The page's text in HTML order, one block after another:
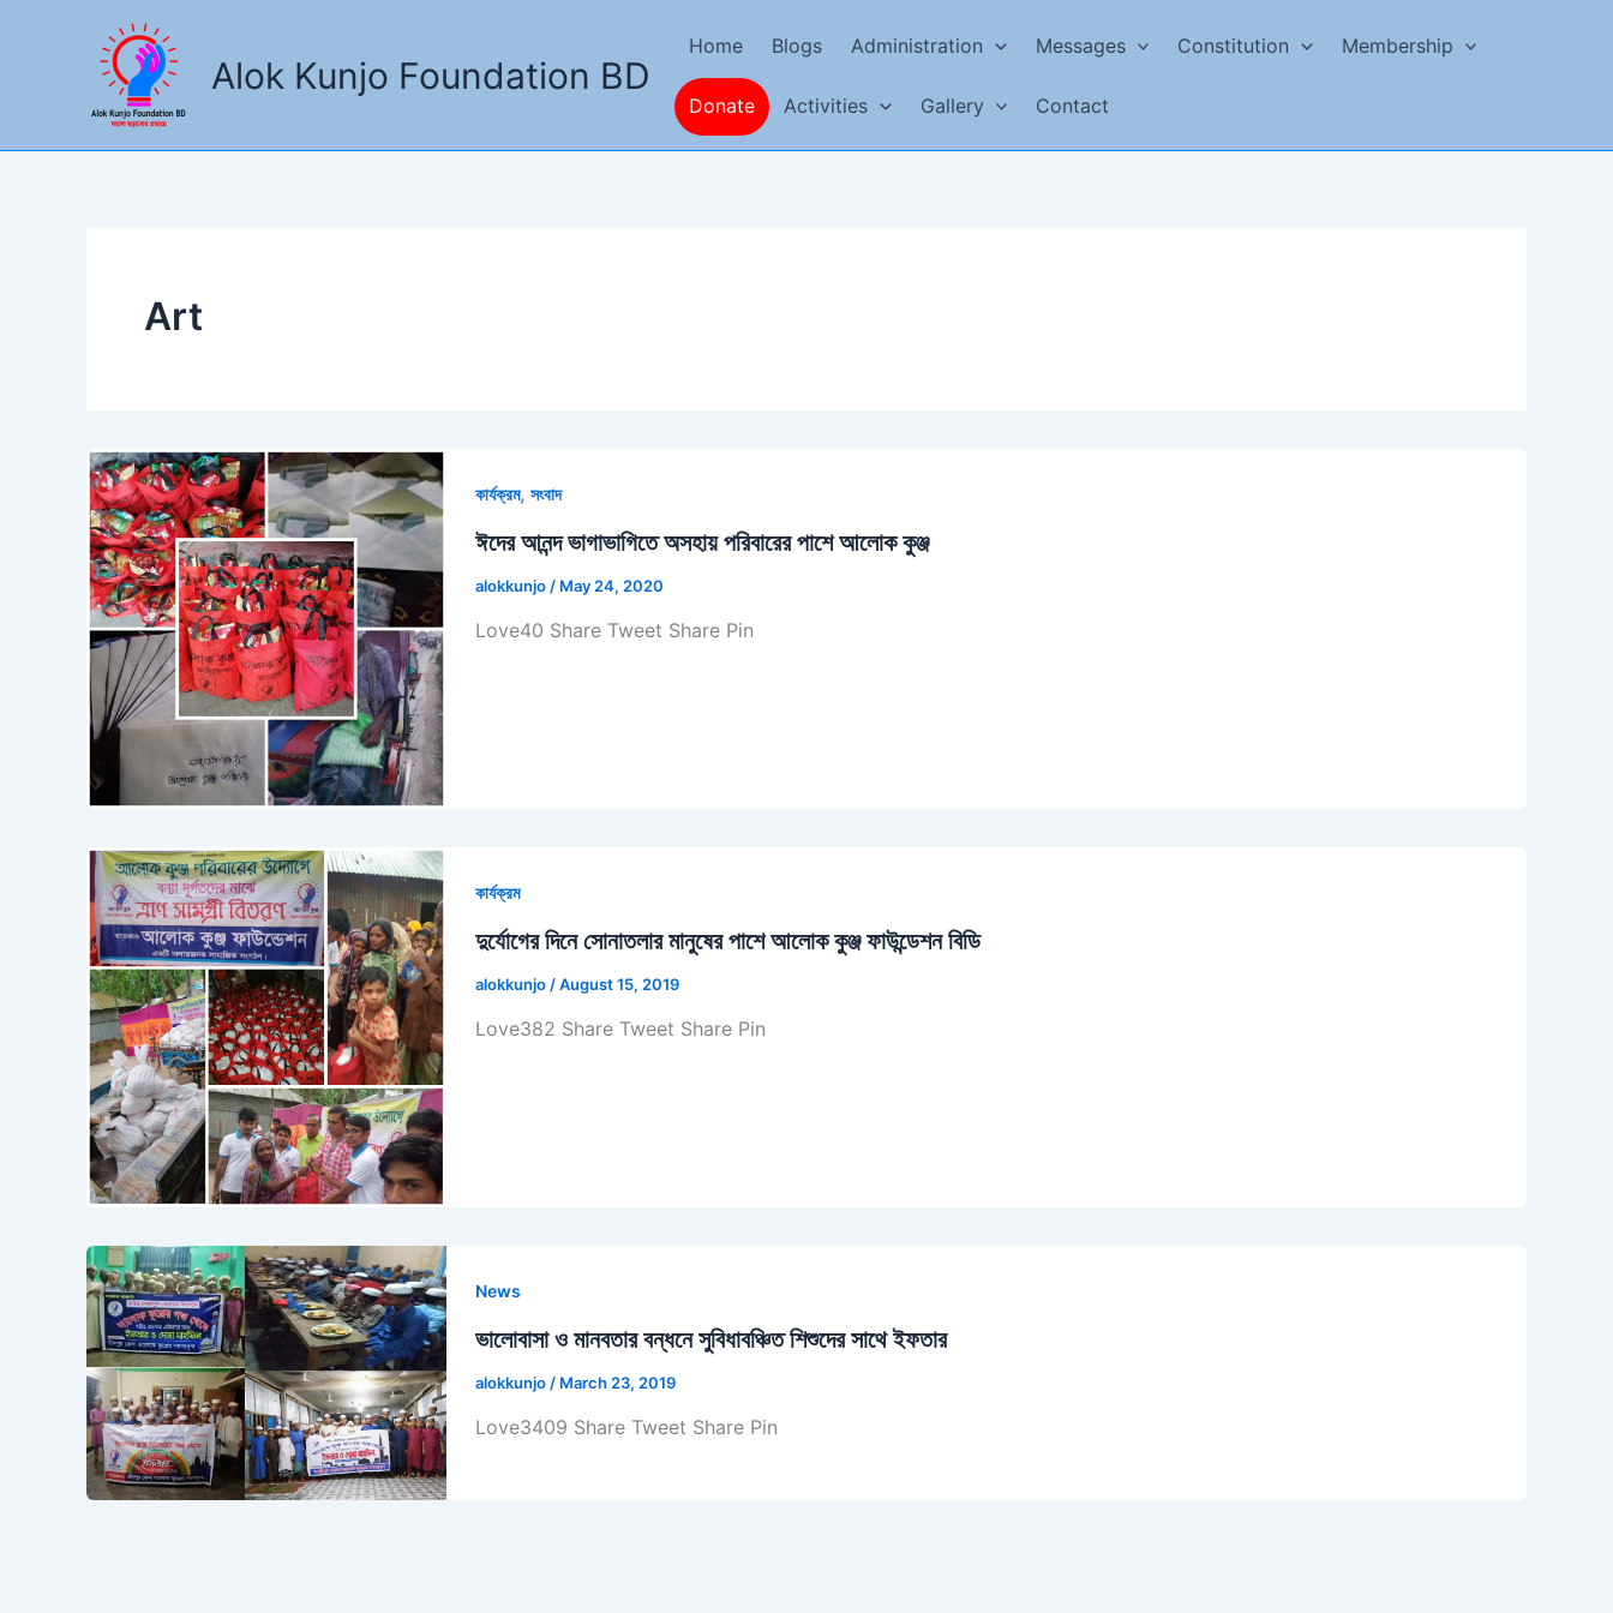
Alok Kunjo Foundation BD
Home Blogs Administration Messages Constitution Membership
Donate Activities Gallery Contact
Art
কার্যক্রম, সংবাদ
ঈদের আনন্দ ভাগাভাগিতে অসহায় পরিবারের পাশে আলোক কুঞ্জ
alokkunjo / May 24, 2020
Love40 Share Tweet Share Pin
কার্যক্রম
দুর্যোগের দিনে সোনাতলার মানুষের পাশে আলোক কুঞ্জ ফাউন্ডেশন বিডি
alokkunjo /August 15, 2019
Love382 Share Tweet Share Pin
News
ভালোবাসা ও মানবতার বন্ধনে সুবিধাবঞ্চিত শিশুদের সাথে ইফতার
alokkunjo / March 23, 2019
Love3409 Share Tweet Share Pin